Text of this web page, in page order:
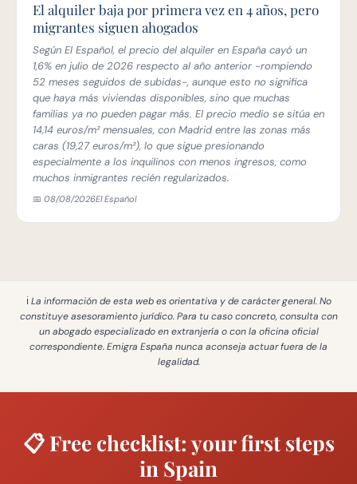
El alquiler baja por primera vez en 4 años, pero
migrantes siguen ahogados
Según El Español, el precio del alquiler en España cayó un
1,6% en julio de 2026 respecto al año anterior -rompiendo
52 meses seguidos de subidas-, aunque esto no significa
que haya más viviendas disponibles, sino que muchas
familias ya no pueden pagar más. El precio medio se sitúa en
14,14 euros/m² mensuales, con Madrid entre las zonas más
caras (19,27 euros/m²), lo que sigue presionando
especialmente a los inquilinos con menos ingresos, como
muchos inmigrantes recién regularizados.
📅 08/08/2026El Español
ℹ️ La información de esta web esorientativa y de carácter general. No
constituye asesoramiento jurídico. Para tu caso concreto, consulta con
un abogado especializado en extranjería o con la oficina oficial
correspondiente. Emigra España nunca aconseja actuar fuera de la
legalidad.
📋 Free checklist: your first steps
in Spain